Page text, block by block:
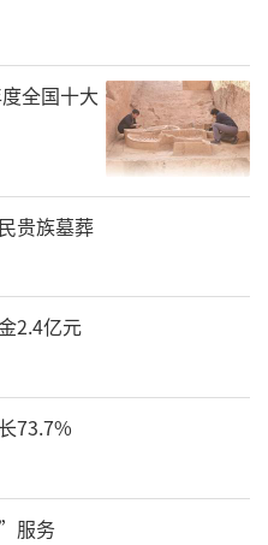
全国十大
贵族墓葬
2.4亿元
73.7%
服务